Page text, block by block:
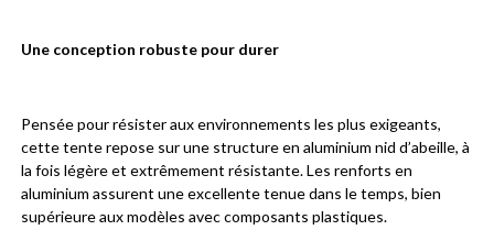
Une conception robuste pour durer
Pensée pour résister aux environnements les plus exigeants,
cette tente repose sur une structure en aluminium nid d’abeille, à
la fois légère et extrêmement résistante. Les renforts en
aluminium assurent une excellente tenue dans le temps, bien
supérieure aux modèles avec composants plastiques.